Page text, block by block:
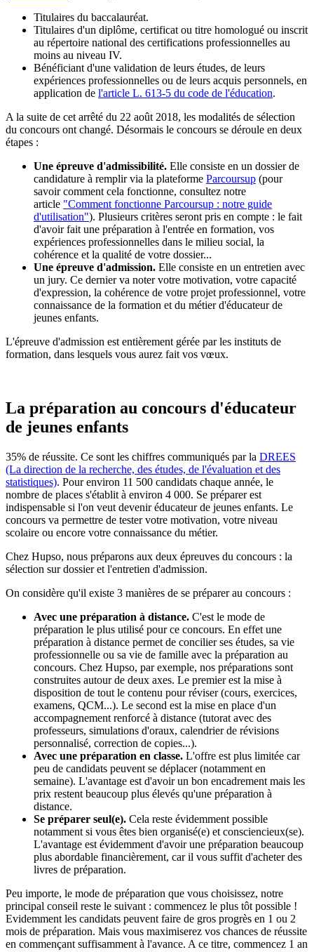
Titulaires du baccalauréat.
Titulaires d'un diplôme, certificat ou titre homologué ou inscrit
au répertoire national des certifications professionnelles au
moins au niveau IV.
Bénéficiant d'une validation de leurs études, de leurs
expériences professionnelles ou de leurs acquis personnels, en
application de l'article L. 613-5 du code de l'éducation.
A la suite de cet arrêté du 22 août 2018, les modalités de sélection
du concours ont changé. Désormais le concours se déroule en deux
étapes :
Une épreuve d'admissibilité. Elle consiste en un dossier de
candidature à remplir via la plateforme Parcoursup (pour
savoir comment cela fonctionne, consultez notre
article "Comment fonctionne Parcoursup : notre guide
d'utilisation"). Plusieurs critères seront pris en compte : le fait
d'avoir fait une préparation à l'entrée en formation, vos
expériences professionnelles dans le milieu social, la
cohérence et la qualité de votre dossier...
Une épreuve d'admission. Elle consiste en un entretien avec
un jury. Ce dernier va noter votre motivation, votre capacité
d'expression, la cohérence de votre projet professionnel, votre
connaissance de la formation et du métier d'éducateur de
jeunes enfants.
L'épreuve d'admission est entièrement gérée par les instituts de
formation, dans lesquels vous aurez fait vos vœux.
La préparation au concours d'éducateur
de jeunes enfants
35% de réussite. Ce sont les chiffres communiqués par la DREES
(La direction de la recherche, des études, de l'évaluation et des
statistiques). Pour environ 11 500 candidats chaque année, le
nombre de places s'établit à environ 4 000. Se préparer est
indispensable si l'on veut devenir éducateur de jeunes enfants. Le
concours va permettre de tester votre motivation, votre niveau
scolaire ou encore votre connaissance du métier.
Chez Hupso, nous préparons aux deux épreuves du concours : la
sélection sur dossier et l'entretien d'admission.
On considère qu'il existe 3 manières de se préparer au concours :
Avec une préparation à distance. C'est le mode de
préparation le plus utilisé pour ce concours. En effet une
préparation à distance permet de concilier ses études, sa vie
professionnelle ou sa vie de famille avec la préparation au
concours. Chez Hupso, par exemple, nos préparations sont
construites autour de deux axes. Le premier est la mise à
disposition de tout le contenu pour réviser (cours, exercices,
examens, QCM...). Le second est la mise en place d'un
accompagnement renforcé à distance (tutorat avec des
professeurs, simulations d'oraux, calendrier de révisions
personnalisé, correction de copies...).
Avec une préparation en classe. L'offre est plus limitée car
peu de candidats peuvent se déplacer (notamment en
semaine). L'avantage est d'avoir un bon encadrement mais les
prix restent beaucoup plus élevés qu'une préparation à
distance.
Se préparer seul(e). Cela reste évidemment possible
notamment si vous êtes bien organisé(e) et consciencieux(se).
L'avantage est évidemment d'avoir une préparation beaucoup
plus abordable financièrement, car il vous suffit d'acheter des
livres de préparation.
Peu importe, le mode de préparation que vous choisissez, notre
principal conseil reste le suivant : commencez le plus tôt possible !
Evidemment les candidats peuvent faire de gros progrès en 1 ou 2
mois de préparation. Mais vous maximiserez vos chances de réussite
en commençant suffisamment à l'avance. A ce titre, commencez 1 an